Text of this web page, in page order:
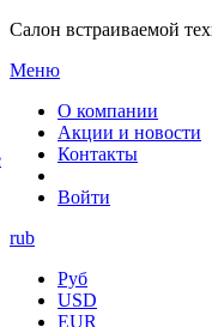
Салон встраиваемой
Меню
О компании
Акции и новости
Контакты
Войти
rub
Руб
USD
EUR